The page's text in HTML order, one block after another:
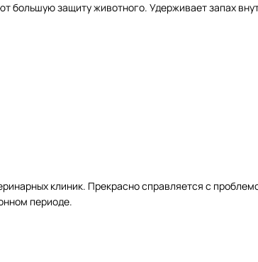
большую защиту животного. Удерживает запах
клиник. Прекрасно справляется с
периоде.